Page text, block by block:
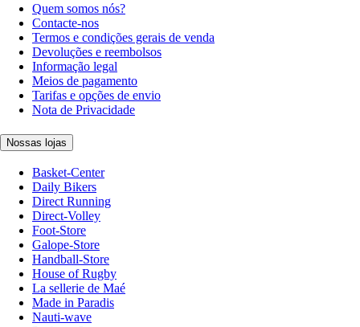
Quem somos nós?
Contacte-nos
Termos e condições gerais de venda
Devoluções e reembolsos
Informação legal
Meios de pagamento
Tarifas e opções de envio
Nota de Privacidade
Nossas lojas
Basket-Center
Daily Bikers
Direct Running
Direct-Volley
Foot-Store
Galope-Store
Handball-Store
House of Rugby
La sellerie de Maé
Made in Paradis
Nauti-wave